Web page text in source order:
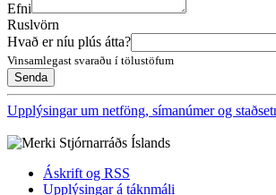
Efni
Ruslvörn
Hvað er níu plús átta?
Vinsamlegast svaraðu í tölustöfum
Upplýsingar um netföng, símanúmer og
Áskrift og RSS
Upplýsingar á táknmáli